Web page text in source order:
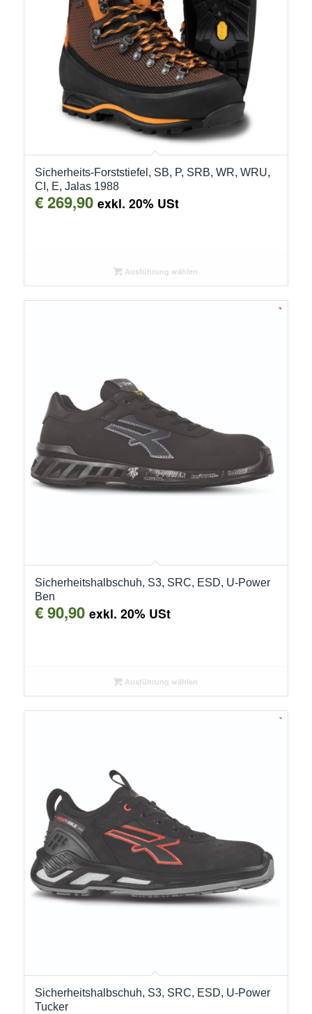
Sicherheits-Forststiefel, SB, P, SRB, WR, WRU,
CI, E, Jalas 1988
€269,90 exkl. 20% USt
Ausführung wählen
Sicherheitshalbschuh, S3, SRC, ESD, U-Power
Ben
€90,90 exkl. 20% USt
Ausführung wählen
Sicherheitshalbschuh, S3, SRC, ESD, U-Power
Tucker